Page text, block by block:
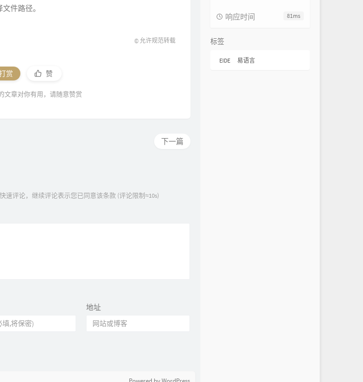
件路径。
© 允许规范转载
赏 赞
文章对你有用，请随意赞赏
下一篇
速评论，继续评论表示您已同意该条款 (评论限制≈10s)
地址
81ms
响应时间
标签
EIDE 易语言